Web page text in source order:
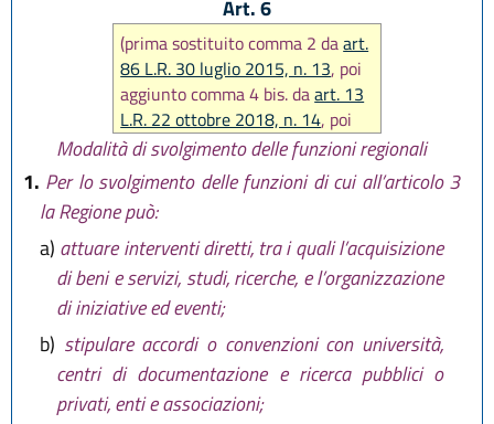
Art. 6
(prima sostituito comma 2 daart.
86 L.R. 30 luglio 2015, n. 13, poi
aggiunto comma 4 bis. daart. 13
L.R. 22 ottobre 2018, n. 14, poi
sostituito daart. 7 L.R. 26
novembre 2020, n. 7
, infine
modificata lett. c) ed inserita la
lettera i bis) da
ottobre 2021, n. 13
)
Modalità di svolgimento delle funzioni regionali
1. Per lo svolgimento delle funzioni di cui all’articolo 3
la Regione può:
a) attuare interventi diretti, tra i quali l’acquisizione
di beni e servizi, studi, ricerche, e l’organizzazione
di iniziative ed eventi;
b) stipulare accordi o convenzioni con università,
centri di documentazione e ricerca pubblici o
privati, enti e associazioni;